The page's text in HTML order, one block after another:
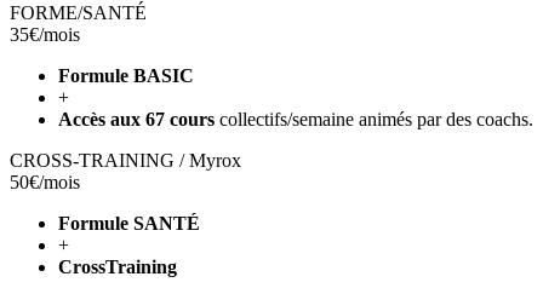
FORME/SANTÉ
35€/mois
Formule BASIC
+
Accès aux 67 cours collectifs/semaine animés par des coachs.
CROSS-TRAINING / Myrox
50€/mois
Formule SANTÉ
+
CrossTraining